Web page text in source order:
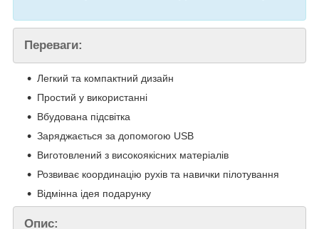
Переваги:
Легкий та компактний дизайн
Простий у використанні
Вбудована підсвітка
Заряджається за допомогою USB
Виготовлений з високоякісних матеріалів
Розвиває координацію рухів та навички пілотування
Відмінна ідея подарунку
Опис: